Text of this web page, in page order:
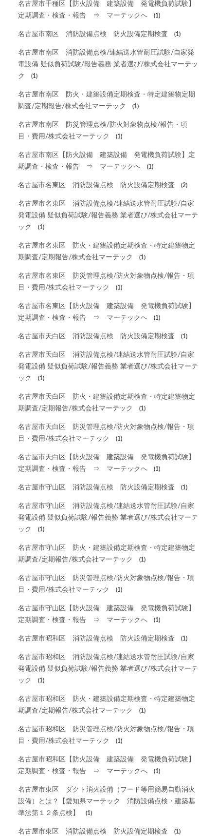
名古屋市千種区【防火設備 建築設備 発電機負荷試験】
定期調査・検査・報告 ⇒ マーテックへ
(1)
名古屋市南区 消防設備点検 防火設備定期検査 (1)
名古屋市南区 消防設備点検/連結送水管耐圧試験/自家発
電設備 疑似負荷試験/報告義務 業者選び/株式会社マーテッ
ク
(1)
名古屋市南区 防火・建築設備定期検査・特定建築物定期
調査/定期報告/株式会社マーテック
(1)
名古屋市南区 防災管理点検/防火対象物点検/報告・項
目・費用/株式会社マーテック
(1)
名古屋市南区【防火設備 建築設備 発電機負荷試験】定
期調査・検査・報告 ⇒ マーテックへ
(1)
名古屋市名東区 消防設備点検 防火設備定期検査 (2)
名古屋市名東区 消防設備点検/連結送水管耐圧試験/自家
発電設備 疑似負荷試験/報告義務 業者選び/株式会社マーテ
ック
(1)
名古屋市名東区 防火・建築設備定期検査・特定建築物定
期調査/定期報告/株式会社マーテック
(1)
名古屋市名東区 防災管理点検/防火対象物点検/報告・項
目・費用/株式会社マーテック
(1)
名古屋市名東区【防火設備 建築設備 発電機負荷試験】
定期調査・検査・報告 ⇒ マーテックへ
(1)
名古屋市天白区 消防設備点検 防火設備定期検査 (1)
名古屋市天白区 消防設備点検/連結送水管耐圧試験/自家
発電設備 疑似負荷試験/報告義務 業者選び/株式会社マーテ
ック
(1)
名古屋市天白区 防火・建築設備定期検査・特定建築物定
期調査/定期報告/株式会社マーテック
(1)
名古屋市天白区 防災管理点検/防火対象物点検/報告・項
目・費用/株式会社マーテック
(1)
名古屋市天白区【防火設備 建築設備 発電機負荷試験】
定期調査・検査・報告 ⇒ マーテックへ
(1)
名古屋市守山区 消防設備点検 防火設備定期検査 (1)
名古屋市守山区 消防設備点検/連結送水管耐圧試験/自家
発電設備 疑似負荷試験/報告義務 業者選び/株式会社マーテ
ック
(1)
名古屋市守山区 防火・建築設備定期検査・特定建築物定
期調査/定期報告/株式会社マーテック
(1)
名古屋市守山区 防災管理点検/防火対象物点検/報告・項
目・費用/株式会社マーテック
(1)
名古屋市守山区【防火設備 建築設備 発電機負荷試験】
定期調査・検査・報告 ⇒ マーテックへ
(1)
名古屋市昭和区 消防設備点検 防火設備定期検査 (1)
名古屋市昭和区 消防設備点検/連結送水管耐圧試験/自家
発電設備 疑似負荷試験/報告義務 業者選び/株式会社マーテ
ック
(1)
名古屋市昭和区 防火・建築設備定期検査・特定建築物定
期調査/定期報告/株式会社マーテック
(1)
名古屋市昭和区 防災管理点検/防火対象物点検/報告・項
目・費用/株式会社マーテック
(1)
名古屋市昭和区【防火設備 建築設備 発電機負荷試験】
定期調査・検査・報告 ⇒ マーテックへ
(1)
名古屋市東区 ダクト消火設備（フード等用簡易自動消火
設備）とは？【愛知県マーテック 消防設備点検・建築基
準法第１２条点検】
(1)
名古屋市東区 消防設備点検 防火設備定期検査 (1)